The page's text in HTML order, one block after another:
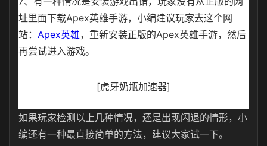
址里面下载Apex英雄手游，小编建议玩家去这个网
站： Apex英雄，重新安装正版的Apex英雄手游，然后
再尝试进入游戏。
[虎牙奶瓶加速器]
如果玩家检测以上几种情况，还是出现闪退的情形，小
编还有一种最直接简单的方法，建议大家试一下。